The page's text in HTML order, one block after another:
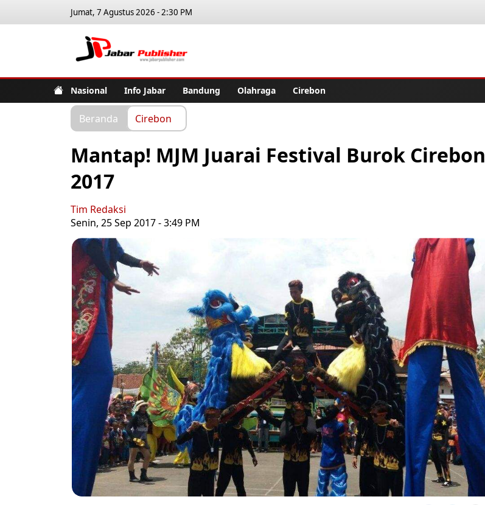
Jumat, 7 Agustus 2026 - 2:30 PM
Nasional Info Jabar Bandung Olahraga Cirebon
Beranda Cirebon
Mantap! MJM Juarai Festival Burok Cirebon
2017
Tim Redaksi
Senin, 25 Sep 2017 - 3:49 PM